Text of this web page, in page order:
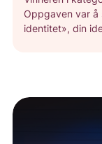
Oppgaven var
identitet», din